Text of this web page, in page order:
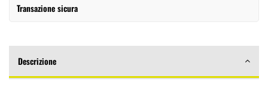
Transazione sicura
Descrizione